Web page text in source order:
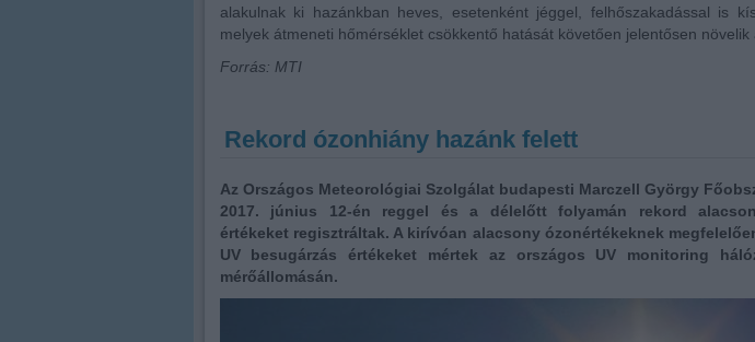
alakulnak ki hazánkban heves, esetenként jéggel, felhőszakadással is
melyek átmeneti hőmérséklet csökkentő hatását követően jelentősen növelik
Forrás: MTI
Rekord ózonhiány hazánk felett
Az Országos Meteorológiai Szolgálat budapesti Marczell György
2017. június 12-én reggel és a délelőtt folyamán rekord
értékeket regisztráltak. A kirívóan alacsony ózonértékeknek
UV besugárzás értékeket mértek az országos UV monitoring
mérőállomásán.